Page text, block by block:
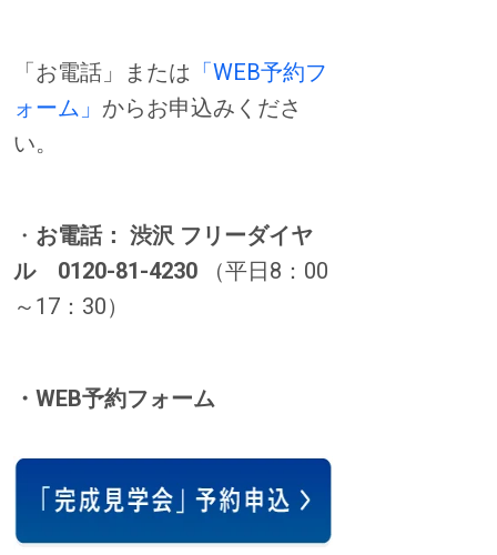
「お電話」または 「WEB予約フ
ォーム」 からお申込みくださ
い。
・ お電話： 渋沢 フリーダイヤ
ル
0120-81-4230 （平日8：00
～17：30）
・WEB予約フォーム